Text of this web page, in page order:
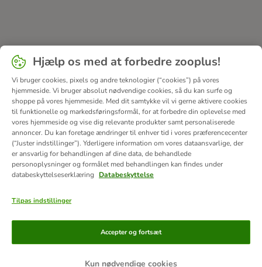
Betalingsformer
Hjælp os med at forbedre zooplus!
Vi bruger cookies, pixels og andre teknologier (“cookies”) på vores
hjemmeside. Vi bruger absolut nødvendige cookies, så du kan surfe og
shoppe på vores hjemmeside. Med dit samtykke vil vi gerne aktivere cookies
til funktionelle og markedsføringsformål, for at forbedre din oplevelse med
vores hjemmeside og vise dig relevante produkter samt personaliserede
annoncer. Du kan foretage ændringer til enhver tid i vores præferencecenter
(“Juster indstillinger”). Yderligere information om vores dataansvarlige, der
er ansvarlig for behandlingen af ​​dine data, de behandlede
personoplysninger og formålet med behandlingen kan findes under
databeskyttelseserklæring
Databeskyttelse
Tilpas indstillinger
Kun nødvendige cookies
Accepter og fortsæt